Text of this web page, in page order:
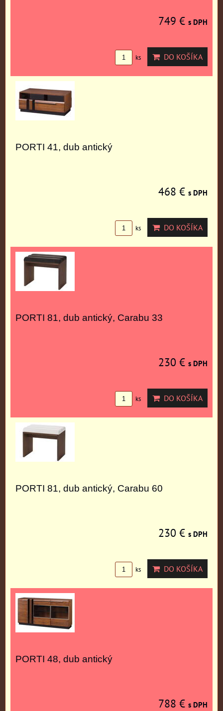
749 € s DPH
ks DO KOŠÍKA
PORTI 41, dub antický
468 € s DPH
ks DO KOŠÍKA
PORTI 81, dub antický, Carabu 33
230 € s DPH
ks DO KOŠÍKA
PORTI 81, dub antický, Carabu 60
230 € s DPH
ks DO KOŠÍKA
PORTI 48, dub antický
788 € s DPH